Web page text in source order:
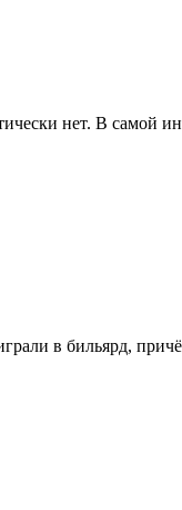
нет. В самой
в бильярд,